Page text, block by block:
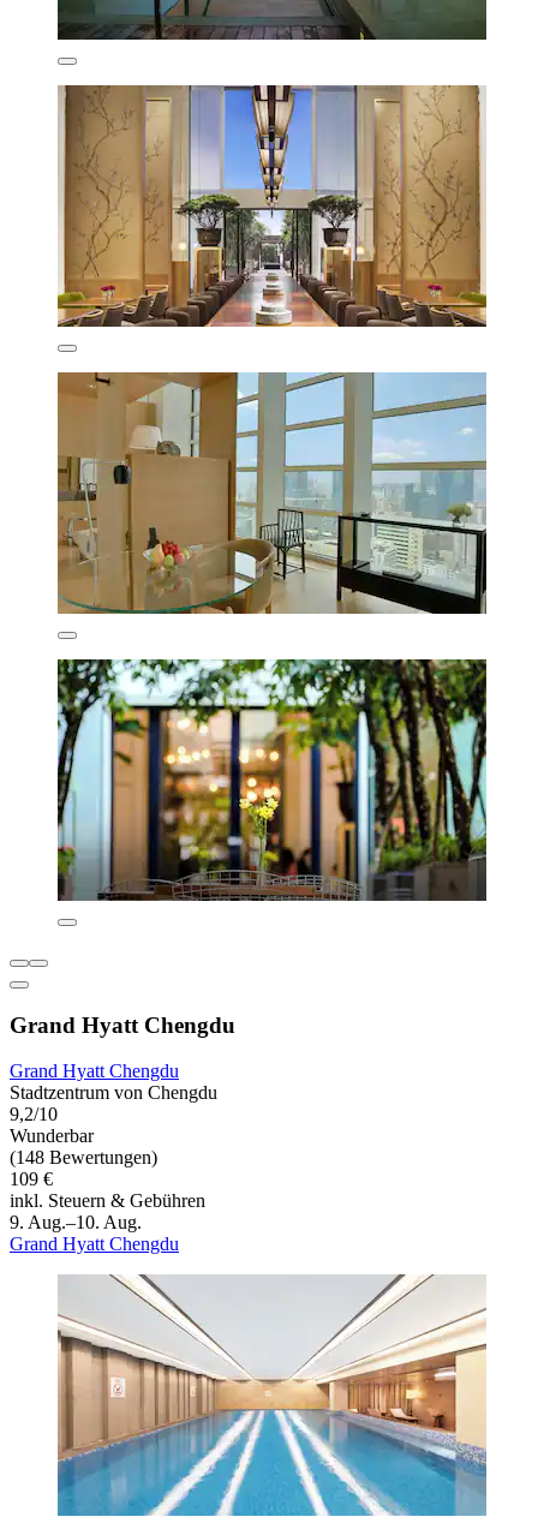
Grand Hyatt Chengdu
Grand Hyatt Chengdu
Stadtzentrum von Chengdu
9,2/10
Wunderbar
(148 Bewertungen)
109 €
inkl. Steuern & Gebühren
9. Aug.–10. Aug.
Grand Hyatt Chengdu